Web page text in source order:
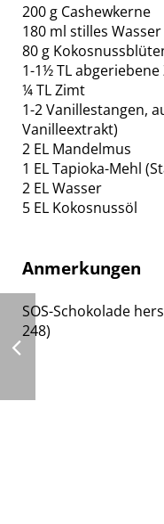
200 g Cashewkerne
180 ml stilles Wasser
80 g
1-1½ TL
¼ TL Zimt
1-2 Vanillestangen,
Vanilleextrakt)
2 EL Mandelmus
1 EL Tapioka-Mehl
2 EL Wasser
5 EL Kokosnussöl
Anmerkungen
SOS-Schokolade
248)